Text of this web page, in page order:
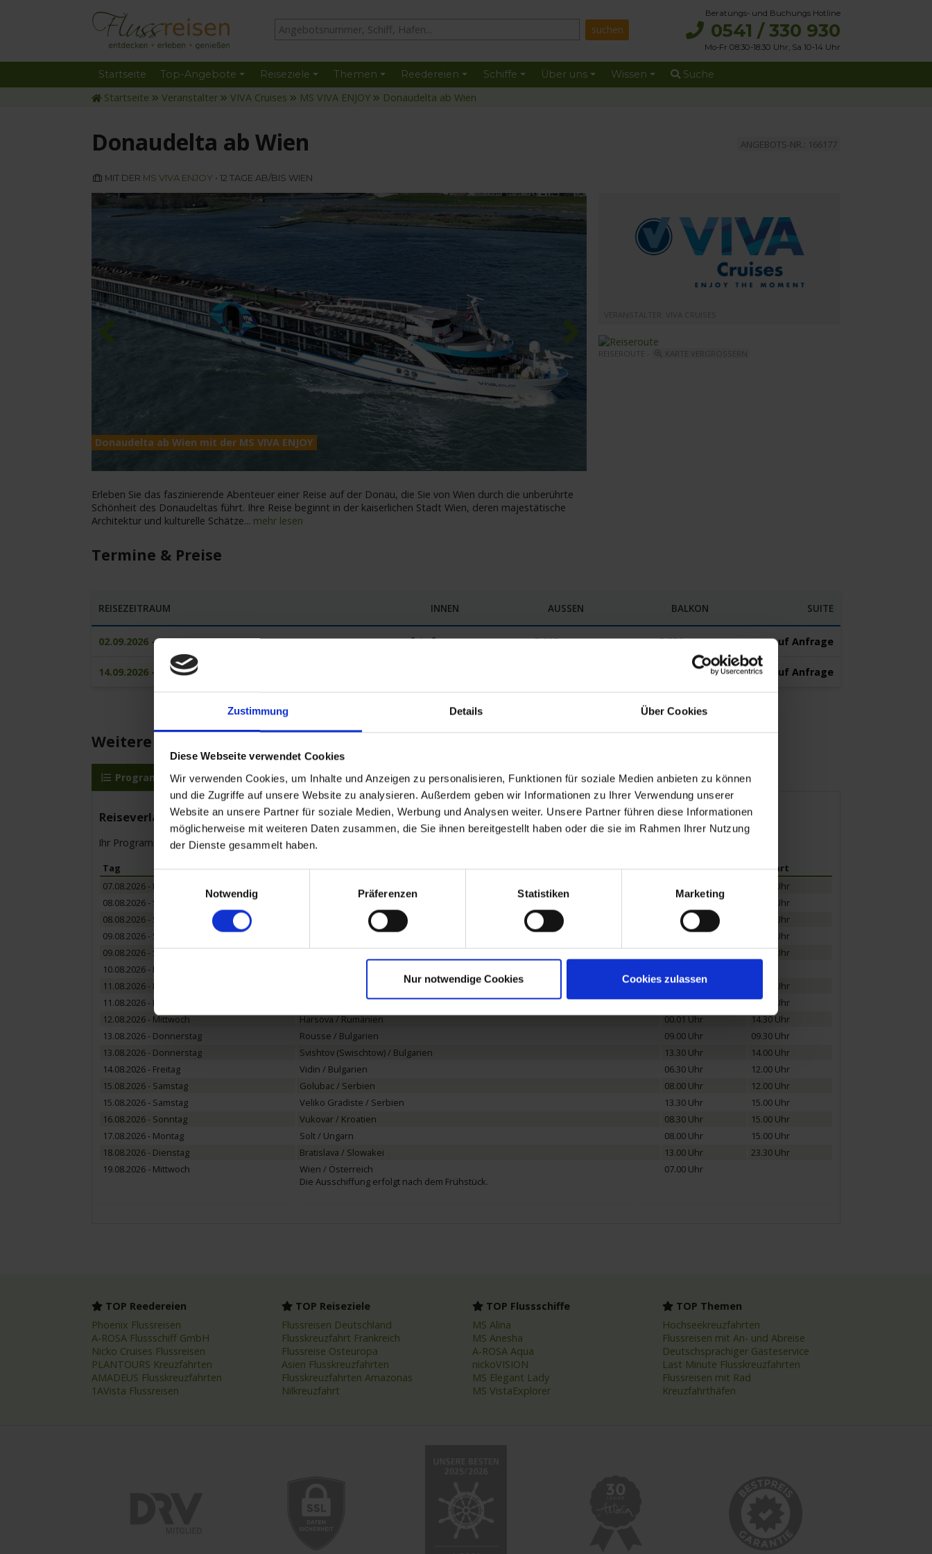
Zustimmung Details Über Cookies
Diese Webseite verwendet Cookies
Wir verwenden Cookies, um Inhalte und Anzeigen zu personalisieren, Funktionen für soziale Medien anbieten zu können
und die Zugriffe auf unsere Website zu analysieren. Außerdem geben wir Informationen zu Ihrer Verwendung unserer
Website an unsere Partner für soziale Medien, Werbung und Analysen weiter. Unsere Partner führen diese Informationen
möglicherweise mit weiteren Daten zusammen, die Sie ihnen bereitgestellt haben oder die sie im Rahmen Ihrer Nutzung
der Dienste gesammelt haben.
Einwilligungsauswahl
Notwendig
Präferenzen Statistiken Marketing
Nur notwendige Cookies Cookies zulassen
Beratungs- und Buchungs Hotline
0541 / 330 930
Mo-Fr 08:30-18:30 Uhr, Sa 10-14 Uhr
Startseite Top-Angebote Reiseziele Themen Reedereien Schiffe Über uns Wissen Suche
Startseite Veranstalter VIVA Cruises MS VIVA ENJOY Donaudelta ab Wien
Donaudelta ab Wien ANGEBOTS-NR.: 166177
MIT DER MS VIVA ENJOY • 12 TAGE AB/BIS WIEN
Donaudelta ab Wien mit der MS VIVA ENJOY
Next
Erleben Sie das faszinierende Abenteuer einer Reise auf der Donau, die Sie von Wien durch die unberührte
Schönheit des Donaudeltas führt. Ihre Reise beginnt in der kaiserlichen Stadt Wien, deren majestätische
Architektur und kulturelle Schätze... mehr lesen
REISEROUTE -
Termine & Preise
REISEZEITRAUM INNEN AUSSEN BALKON SUITE
02.09.2026 - 14.09.2026 auf Anfrage ab€3.295,-p.P. ab€3.850,-p.P. auf Anfrage
14.09.2026 - 26.09.2026 p.P. auf Anfrage
Weitere Reisedetails
Programm MS VIVA ENJOY Reisedokumente Mobilität
Reiseverlauf
Ihr Programm für die Kreuzfahrt vom bis zum
Tag Hafen Ankunft
Abfahrt
07.08.2026 - Freitag
18.00 Uhr
08.08.2026 - Samstag
12.30 Uhr
08.08.2026 - Samstag
23.30 Uhr
23.59 Uhr
09.08.2026 - Sonntag
Novi Sad / Serbien 09.00 Uhr
10.00 Uhr
09.08.2026 - Sonntag
23.00 Uhr
10.08.2026 - Montag
11.08.2026 - Dienstag
08.00 Uhr
09.00 Uhr
11.08.2026 - Dienstag
Fetesti / Rumänien 17.30 Uhr
18.30 Uhr
12.08.2026 - Mittwoch
Harsova / Rumänien 00.01 Uhr
14.30 Uhr
13.08.2026 - Donnerstag
Rousse / Bulgarien 09.00 Uhr
09.30 Uhr
13.08.2026 - Donnerstag
Svishtov (Swischtow) / Bulgarien 13.30 Uhr
14.00 Uhr
14.08.2026 - Freitag
Vidin / Bulgarien 06.30 Uhr
12.00 Uhr
15.08.2026 - Samstag
Golubac / Serbien 08.00 Uhr
12.00 Uhr
15.08.2026 - Samstag
Veliko Gradiste / Serbien 13.30 Uhr
15.00 Uhr
16.08.2026 - Sonntag
Vukovar / Kroatien 08.30 Uhr
15.00 Uhr
17.08.2026 - Montag
Solt / Ungarn 08.00 Uhr
15.00 Uhr
18.08.2026 - Dienstag
Bratislava / Slowakei 13.00 Uhr
23.30 Uhr
19.08.2026 - Mittwoch
Wien / Österreich
Die Ausschiffung erfolgt nach dem Frühstück.
07.00 Uhr
TOP Reedereien
Phoenix Flussreisen
A-ROSA Flussschiff GmbH
Nicko Cruises Flussreisen
PLANTOURS Kreuzfahrten
AMADEUS Flusskreuzfahrten
1AVista Flussreisen
TOP Reiseziele
Flussreisen Deutschland
Flusskreuzfahrt Frankreich
Flussreise Osteuropa
Asien Flusskreuzfahrten
Flusskreuzfahrten Amazonas
Nilkreuzfahrt
TOP Flussschiffe
MS Alina
MS Anesha
A-ROSA Aqua
nickoVISION
MS Elegant Lady
MS VistaExplorer
TOP Themen
Hochseekreuzfahrten
Flussreisen mit An- und Abreise
Deutschsprachiger Gästeservice
Last Minute Flusskreuzfahrten
Flussreisen mit Rad
Kreuzfahrthäfen